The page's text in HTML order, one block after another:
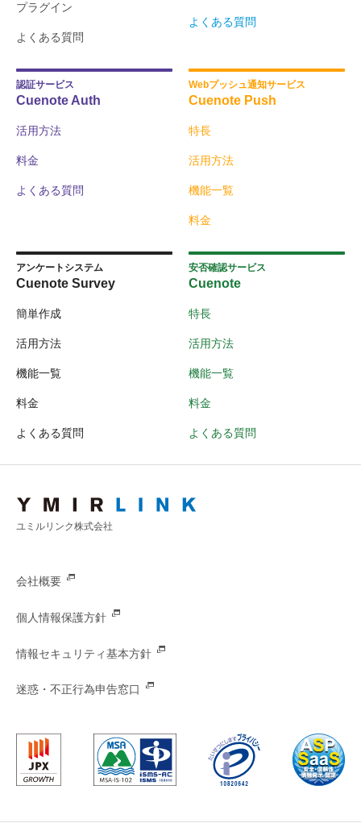
プラグイン
よくある質問
よくある質問
認証サービス
Cuenote Auth
活用方法
料金
よくある質問
Webプッシュ通知サービス
Cuenote Push
特長
活用方法
機能一覧
料金
アンケートシステム
Cuenote Survey
簡単作成
活用方法
機能一覧
料金
よくある質問
安否確認サービス
Cuenote
特長
活用方法
機能一覧
料金
よくある質問
ユミルリンク株式会社
会社概要
個人情報保護方針
情報セキュリティ基本方針
迷惑・不正行為申告窓口